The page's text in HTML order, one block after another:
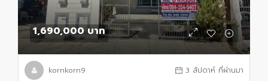
1,690,000 บาท
kornkorn9 3 สัปดาห์ ที่ผ่านมา